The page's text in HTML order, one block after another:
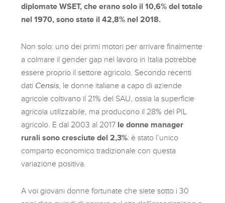
diplomate WSET, che erano solo il 10,6% del totale
nel 1970, sono state il 42,8% nel 2018.
Non solo: uno dei primi motori per arrivare finalmente
a colmare il gender gap nel lavoro in Italia potrebbe
essere proprio il settore agricolo. Secondo recenti
dati Censis , le donne italiane a capo di aziende
agricole coltivano il 21% del SAU, ossia la superficie
agricola utilizzabile, ma producono il 28% del PIL
agricolo. E dal 2003 al 2017 le donne manager
rurali sono cresciute del 2,3%: è stato l’unico
comparto economico tradizionale con questa
variazione positiva.
A voi giovani donne fortunate che siete sotto i 30